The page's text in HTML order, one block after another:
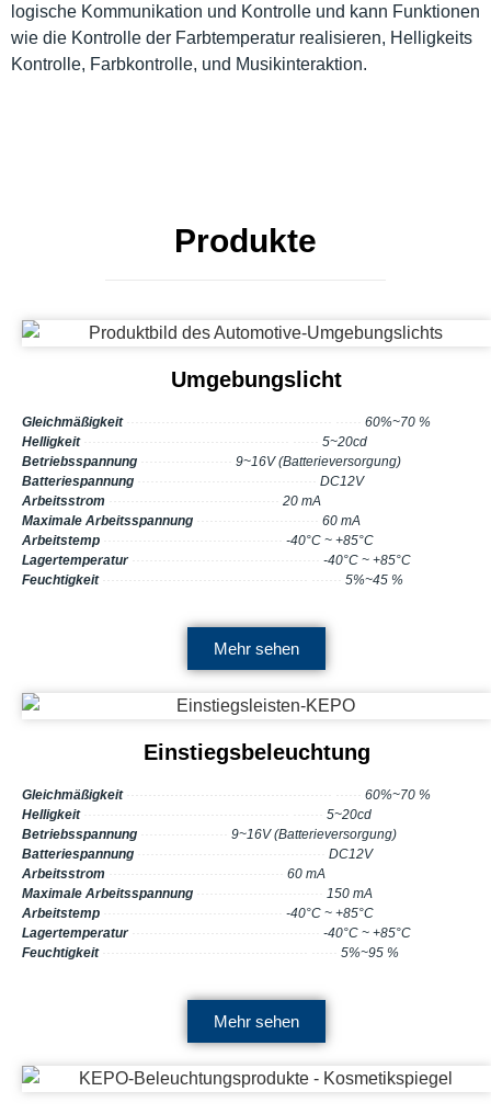
logische Kommunikation und Kontrolle und kann Funktionen
wie die Kontrolle der Farbtemperatur realisieren, Helligkeits
Kontrolle, Farbkontrolle, und Musikinteraktion.
Produkte
Umgebungslicht
Gleichmäßigkeit
60%~70 %
Helligkeit
5~20cd
Betriebsspannung
9~16V (Batterieversorgung)
Batteriespannung
DC12V
Arbeitsstrom
20 mA
Maximale Arbeitsspannung
60 mA
Arbeitstemp
-40°C ~ +85°C
Lagertemperatur
-40°C ~ +85°C
Feuchtigkeit
5%~45 %
Mehr sehen
Einstiegsbeleuchtung
Gleichmäßigkeit
60%~70 %
Helligkeit
5~20cd
Betriebsspannung
9~16V (Batterieversorgung)
Batteriespannung
DC12V
Arbeitsstrom
60 mA
Maximale Arbeitsspannung
150 mA
Arbeitstemp
-40°C ~ +85°C
Lagertemperatur
-40°C ~ +85°C
Feuchtigkeit
5%~95 %
Mehr sehen